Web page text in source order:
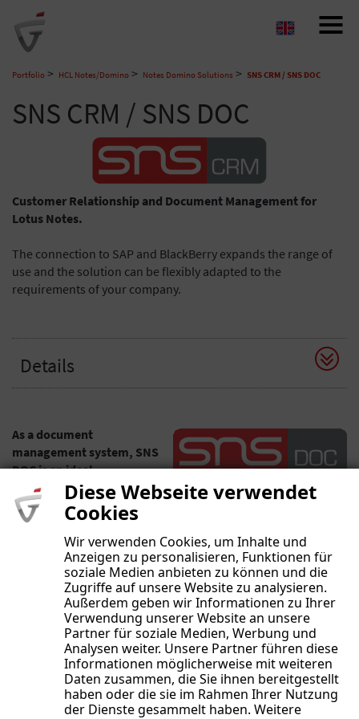
Diese Webseite verwendet
Cookies
Wir verwenden Cookies, um Inhalte und
Anzeigen zu personalisieren, Funktionen für
soziale Medien anbieten zu können und die
Zugriffe auf unsere Website zu analysieren.
Außerdem geben wir Informationen zu Ihrer
Verwendung unserer Website an unsere
Partner für soziale Medien, Werbung und
Analysen weiter. Unsere Partner führen diese
Informationen möglicherweise mit weiteren
Daten zusammen, die Sie ihnen bereitgestellt
haben oder die sie im Rahmen Ihrer Nutzung
der Dienste gesammelt haben. Weitere
Portfolio > HCL Notes/Domino > Notes Domino Solutions > SNS CRM / SNS DOC
SNS CRM / SNS DOC
Customer Relationship and Document Management for
Lotus Notes.
The connection to SAP and BlackBerry expands the range of
use and the solution can be flexibly adapted to the
requirements of your company.
Details
As a document
management system, SNS
DOC is an ideal
complement to SNS CRM.
If you often send the same large files, SNS DOC is almost a
must have! Whether it's terms and conditions, demo versions
or info PDFs, you can send all kinds of attachments from SNS
DOC via SNS CRM without having to save them every time. And
this not only benefits the performance of your CRM database,
but is also a real relief in terms of usability.
Details